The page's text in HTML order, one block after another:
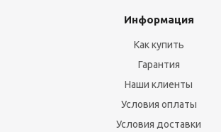
Информация
Как купить
Гарантия
Наши клиенты
Условия оплаты
Условия доставки